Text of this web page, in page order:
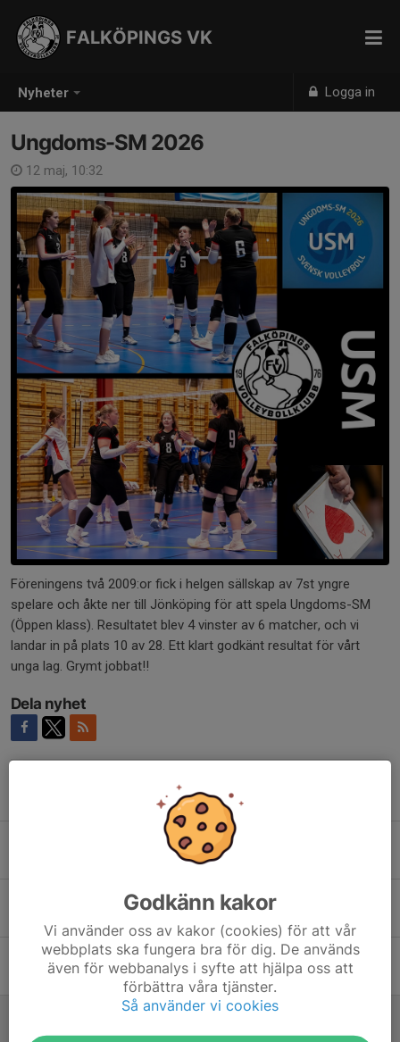
Nyheter Logga in
FALKÖPINGS VK
Ungdoms-SM 2026
12 maj, 10:32
Föreningens två 2009:or fick i helgen sällskap av 7st yngre
spelare och åkte ner till Jönköping för att spela Ungdoms-SM
(Öppen klass). Resultatet blev 4 vinster av 6 matcher, och vi
landar in på plats 10 av 28. Ett klart godkänt resultat för vårt
unga lag. Grymt jobbat!!
Dela nyhet
World Volleyball Day
Junior-SM 2026
17 maj, 20:27
Ungdoms-SM 2026
12 maj, 10:32
Godkänn kakor
Vi använder oss av kakor (cookies) för att vår
webbplats ska fungera bra för dig. De används
även för webbanalys i syfte att hjälpa oss att
förbättra våra tjänster.
Så använder vi cookies